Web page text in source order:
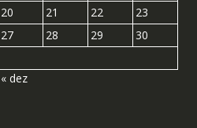
20 21 22
23
27 28 29
30
« dez